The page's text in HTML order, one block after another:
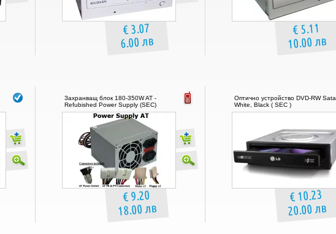
€ 3.07
6.00 лв
€ 5.11
10.00 лв
Захранващ блок 180-350W AT -
Refubished Power Supply (SEC)
€ 9.20
18.00 лв
Оптично устройство DVD-RW Sata
White, Black ( SEC )
€ 10.23
20.00 лв